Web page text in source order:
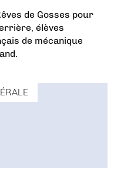
de Gosses pour
élèves
de mécanique